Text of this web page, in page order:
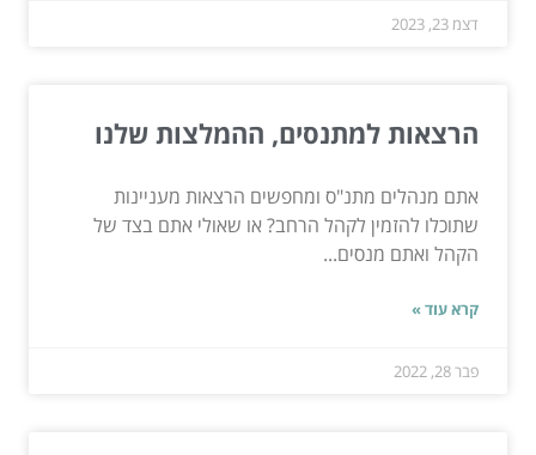
דצמ 23, 2023
הרצאות למתנסים, ההמלצות שלנו
אתם מנהלים מתנ"ס ומחפשים הרצאות מעניינות
שתוכלו להזמין לקהל הרחב? או שאולי אתם בצד של
הקהל ואתם מנסים...
קרא עוד »
פבר 28, 2022